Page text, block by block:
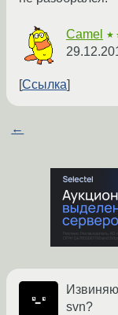
Camel
Ссылка
←
svn?